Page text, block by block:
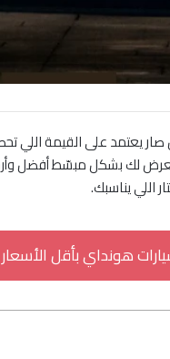
نفسه، بل صار يعتمد على
اللي يناسبك.
هونداي بأقل الأسعار